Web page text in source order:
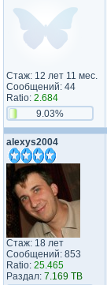
Стаж: 12 лет 11 мес.
Сообщений: 44
Ratio: 2.684
9.03%
alexys2004
Стаж: 18 лет
Сообщений: 853
Ratio: 25.465
Раздал: 7.169 TB